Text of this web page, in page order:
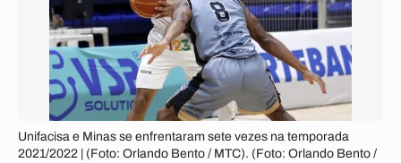
Unifacisa e Minas se enfrentaram sete vezes na temporada
2021/2022 | (Foto: Orlando Bento / MTC). (Foto: Orlando Bento /